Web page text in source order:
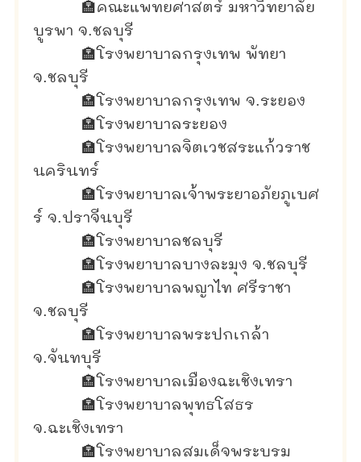
🏣 คณะแพทยศาสตร์ มหาวิทยาลัย
บูรพา จ.ชลบุรี
🏣 โรงพยาบาลกรุงเทพ พัทยา
จ.ชลบุรี
🏣 โรงพยาบาลกรุงเทพ จ.ระยอง
🏣 โรงพยาบาลระยอง
🏣 โรงพยาบาลจิตเวชสระแก้วราช
นครินทร์
🏣 โรงพยาบาลเจ้าพระยาอภัยภูเบศ
ร์ จ.ปราจีนบุรี
🏣 โรงพยาบาลชลบุรี
🏣 โรงพยาบาลบางละมุง จ.ชลบุรี
🏣 โรงพยาบาลพญาไท ศรีราชา
จ.ชลบุรี
🏣 โรงพยาบาลพระปกเกล้า
จ.จันทบุรี
🏣 โรงพยาบาลเมืองฉะเชิงเทรา
🏣 โรงพยาบาลพุทธโสธร
จ.ฉะเชิงเทรา
🏣 โรงพยาบาลสมเด็จพระบรม